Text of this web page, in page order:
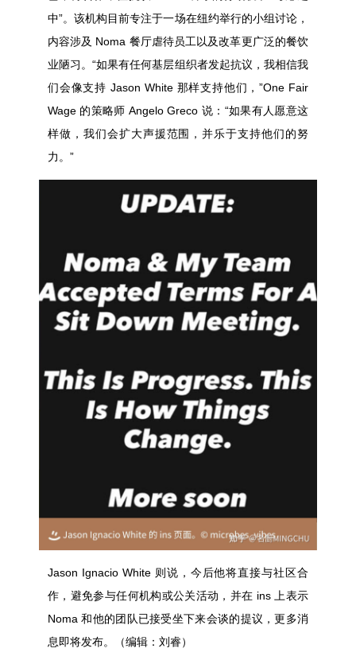
中”。该机构目前专注于一场在纽约举行的小组讨论，
内容涉及 Noma 餐厅虐待员工以及改革更广泛的餐饮
业陋习。“如果有任何基层组织者发起抗议，我相信我
们会像支持 Jason White 那样支持他们，”One Fair
Wage 的策略师 Angelo Greco 说：“如果有人愿意这
样做，我们会扩大声援范围，并乐于支持他们的努
力。”
Jason Ignacio White 则说，今后他将直接与社区合
作，避免参与任何机构或公关活动，并在 ins 上表示
Noma 和他的团队已接受坐下来会谈的提议，更多消
息即将发布。（编辑：刘睿）